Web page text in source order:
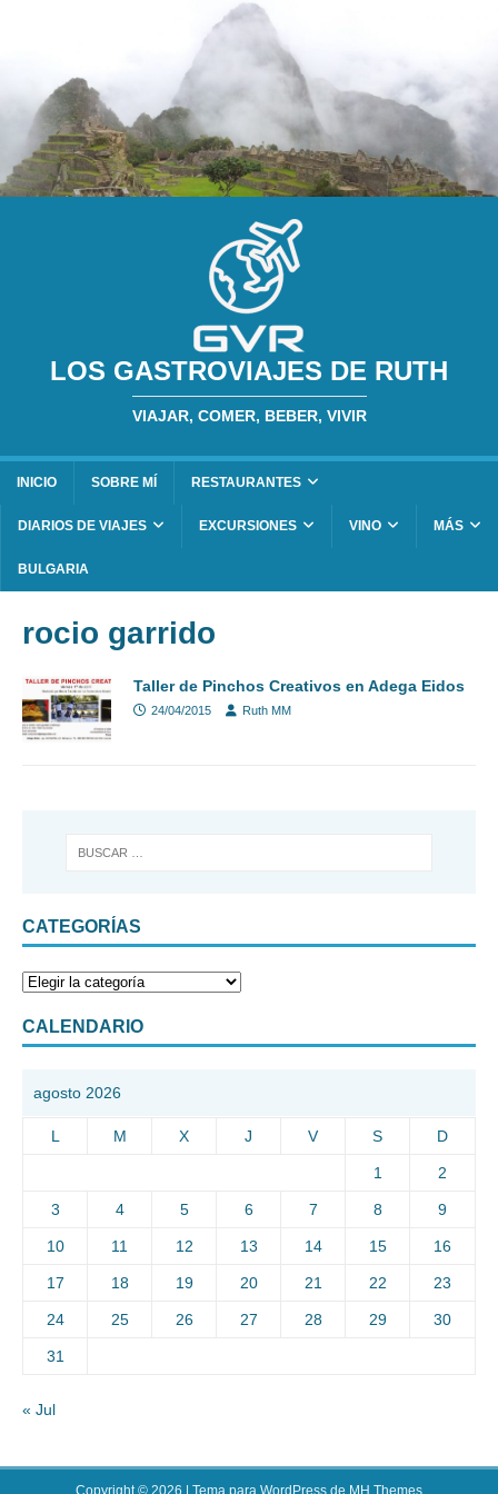
LOS GASTROVIAJES DE RUTH
VIAJAR, COMER, BEBER, VIVIR
INICIO SOBRE MÍ RESTAURANTES
DIARIOS DE VIAJES EXCURSIONES VINO MÁS
BULGARIA
rocio garrido
Taller de Pinchos Creativos en Adega Eidos
24/04/2015 Ruth MM
CATEGORÍAS
CALENDARIO
agosto 2026
L M X J V S D
1 2
3 4 5 6 7 8 9
10 11 12 13 14 15 16
17 18 19 20 21 22 23
24 25 26 27 28 29 30
31
« Jul
Copyright © 2026 | Tema para WordPress de MH Themes